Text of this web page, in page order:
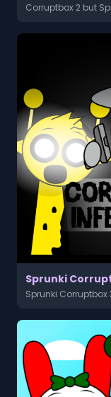
Corruptbox 2 but
Sprunki
Sprunki Corruptbox